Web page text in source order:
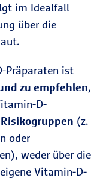
im Idealfall
über die
Präparaten ist
zu empfehlen,
D-
Risikogruppen (z.
oder
weder über die
Vitamin-D-